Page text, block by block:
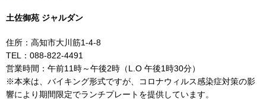
土佐御苑 ジャルダン
住所：高知市大川筋1-4-8
TEL：088-822-4491
営業時間：午前11時～午後2時（L.O 午後1時30分）
※本来は、バイキング形式ですが、コロナウィルス感染症対策の影
響により期間限定でランチプレートを提供しています。